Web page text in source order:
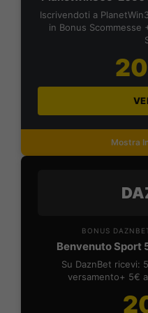
Iscrivendoti a
in Bonus Scommesse
Mostra
BONUS
Benvenuto Sport
Su DaznBet ricevi:
versamento+ 5€